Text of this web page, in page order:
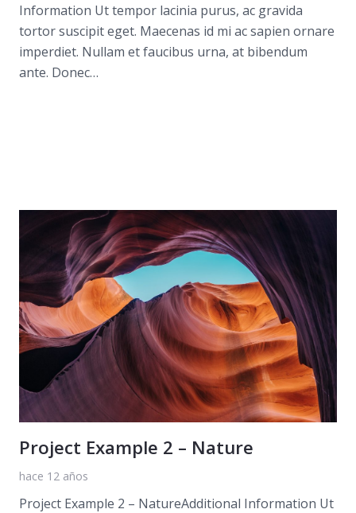
Information Ut tempor lacinia purus, ac gravida
tortor suscipit eget. Maecenas id mi ac sapien ornare
imperdiet. Nullam et faucibus urna, at bibendum
ante. Donec…
Project Example 2 – Nature
hace 12 años
Project Example 2 – NatureAdditional Information Ut